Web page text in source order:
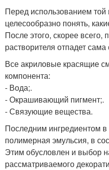
Перед использованием той
целесообразно понять,
После этого, скорее
растворителя отпадет сама
Все акриловые красящие
компонента:
- Вода;.
- Окрашивающий пигмент;.
- Связующие вещества.
Последним ингредиентом в
полимерная эмульсия, в
Этим обусловлен и выбор
рассматриваемого